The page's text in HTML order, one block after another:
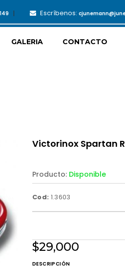
Escríbenos:
GALERIA CONTACTO
Victorinox Spartan
Producto: Disponible
Cod: 1.3603
$29,000
DESCRIPCIÓN